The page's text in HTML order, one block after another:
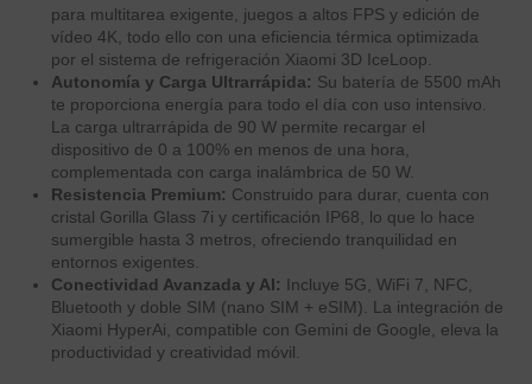
para multitarea exigente, juegos a altos FPS y edición de
vídeo 4K, todo ello con una eficiencia térmica optimizada
por el sistema de refrigeración Xiaomi 3D IceLoop.
Autonomía y Carga Ultrarrápida: Su batería de 5500 mAh
te proporciona energía para todo el día con uso intensivo.
La carga ultrarrápida de 90 W permite recargar el
dispositivo de 0 a 100% en menos de una hora,
complementada con carga inalámbrica de 50 W.
Resistencia Premium: Construido para durar, cuenta con
cristal Gorilla Glass 7i y certificación IP68, lo que lo hace
sumergible hasta 3 metros, ofreciendo tranquilidad en
entornos exigentes.
Conectividad Avanzada y AI: Incluye 5G, WiFi 7, NFC,
Bluetooth y doble SIM (nano SIM + eSIM). La integración de
Xiaomi HyperAi, compatible con Gemini de Google, eleva la
productividad y creatividad móvil.